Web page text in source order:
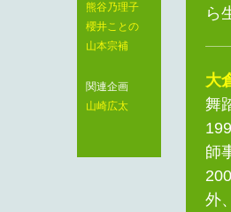
熊谷乃理子
櫻井ことの
山本宗補
関連企画
山崎広太
ら
大
舞
師
外